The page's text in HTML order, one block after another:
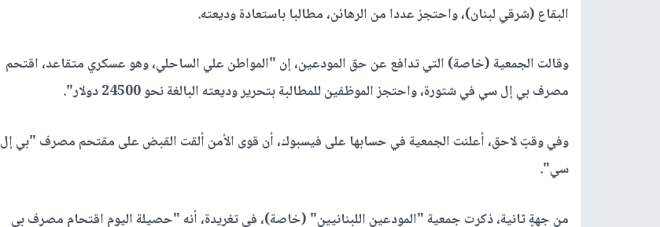
البقاع (شرقي لبنان)، واحتجز عددا من الرهائن، مطالبا باستعادة وديعته.
وقالت الجمعية (خاصة) التي تدافع عن حق المودعين، إن "المواطن علي الساحلي، وهو عسكري متقاعد، اقتحم
مصرف بي إل سي في شتورة، واحتجز الموظفين للمطالبة بتحرير وديعته البالغة نحو 24500 دولار".
وفي وقتٍ لاحق، أعلنت الجمعية في حسابها على فيسبوك، أن قوى الأمن ألقت القبض على مقتحم مصرف "بي إل
سي".
من جهةٍ ثانية، ذكرت جمعية "المودعين اللبنانيين" (خاصة)، في تغريدة، أنه "حصيلة اليوم اقتحام مصرف بي